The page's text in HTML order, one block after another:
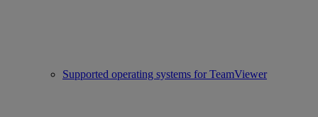
Supported operating systems for TeamViewer